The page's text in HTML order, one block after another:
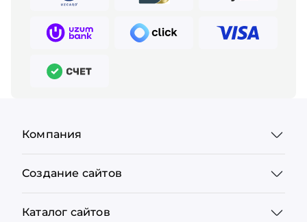
Компания
Создание сайтов
Каталог сайтов